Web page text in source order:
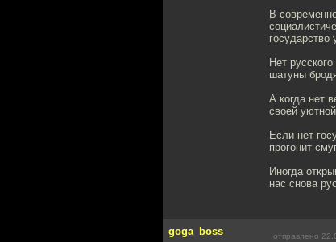
В
государство
Нет
шатуны
А когда нет
своей
Если нет
прогонит
Иногда
нас снова
goga_boss отправлено